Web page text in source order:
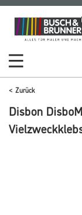
Zum
Inhalt
Zum
Navigationsmenü
Zurück
Disbon